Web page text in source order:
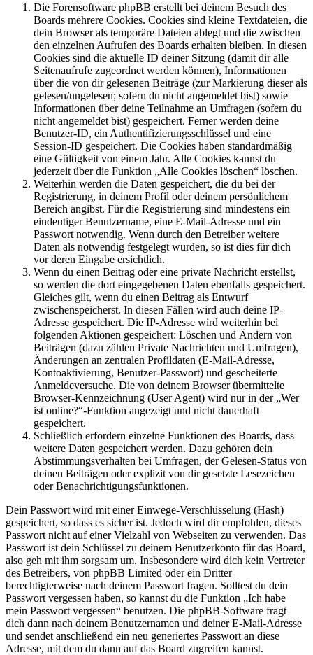
Die Forensoftware phpBB erstellt bei deinem Besuch des
Boards mehrere Cookies. Cookies sind kleine Textdateien, die
dein Browser als temporäre Dateien ablegt und die zwischen
den einzelnen Aufrufen des Boards erhalten bleiben. In diesen
Cookies sind die aktuelle ID deiner Sitzung (damit dir alle
Seitenaufrufe zugeordnet werden können), Informationen
über die von dir gelesenen Beiträge (zur Markierung dieser als
gelesen/ungelesen; sofern du nicht angemeldet bist) sowie
Informationen über deine Teilnahme an Umfragen (sofern du
nicht angemeldet bist) gespeichert. Ferner werden deine
Benutzer-ID, ein Authentifizierungsschlüssel und eine
Session-ID gespeichert. Die Cookies haben standardmäßig
eine Gültigkeit von einem Jahr. Alle Cookies kannst du
jederzeit über die Funktion „Alle Cookies löschen“ löschen.
Weiterhin werden die Daten gespeichert, die du bei der
Registrierung, in deinem Profil oder deinem persönlichem
Bereich angibst. Für die Registrierung sind mindestens ein
eindeutiger Benutzername, eine E-Mail-Adresse und ein
Passwort notwendig. Wenn durch den Betreiber weitere
Daten als notwendig festgelegt wurden, so ist dies für dich
vor deren Eingabe ersichtlich.
Wenn du einen Beitrag oder eine private Nachricht erstellst,
so werden die dort eingegebenen Daten ebenfalls gespeichert.
Gleiches gilt, wenn du einen Beitrag als Entwurf
zwischenspeicherst. In diesen Fällen wird auch deine IP-
Adresse gespeichert. Die IP-Adresse wird weiterhin bei
folgenden Aktionen gespeichert: Löschen und Ändern von
Beiträgen (dazu zählen Private Nachrichten und Umfragen),
Änderungen an zentralen Profildaten (E-Mail-Adresse,
Kontoaktivierung, Benutzer-Passwort) und gescheiterte
Anmeldeversuche. Die von deinem Browser übermittelte
Browser-Kennzeichnung (User Agent) wird nur in der „Wer
ist online?“-Funktion angezeigt und nicht dauerhaft
gespeichert.
Schließlich erfordern einzelne Funktionen des Boards, dass
weitere Daten gespeichert werden. Dazu gehören dein
Abstimmungsverhalten bei Umfragen, der Gelesen-Status von
deinen Beiträgen oder explizit von dir gesetzte Lesezeichen
oder Benachrichtigungsfunktionen.
Dein Passwort wird mit einer Einwege-Verschlüsselung (Hash)
gespeichert, so dass es sicher ist. Jedoch wird dir empfohlen, dieses
Passwort nicht auf einer Vielzahl von Webseiten zu verwenden. Das
Passwort ist dein Schlüssel zu deinem Benutzerkonto für das Board,
also geh mit ihm sorgsam um. Insbesondere wird dich kein Vertreter
des Betreibers, von phpBB Limited oder ein Dritter
berechtigterweise nach deinem Passwort fragen. Solltest du dein
Passwort vergessen haben, so kannst du die Funktion „Ich habe
mein Passwort vergessen“ benutzen. Die phpBB-Software fragt
dich dann nach deinem Benutzernamen und deiner E-Mail-Adresse
und sendet anschließend ein neu generiertes Passwort an diese
Adresse, mit dem du dann auf das Board zugreifen kannst.